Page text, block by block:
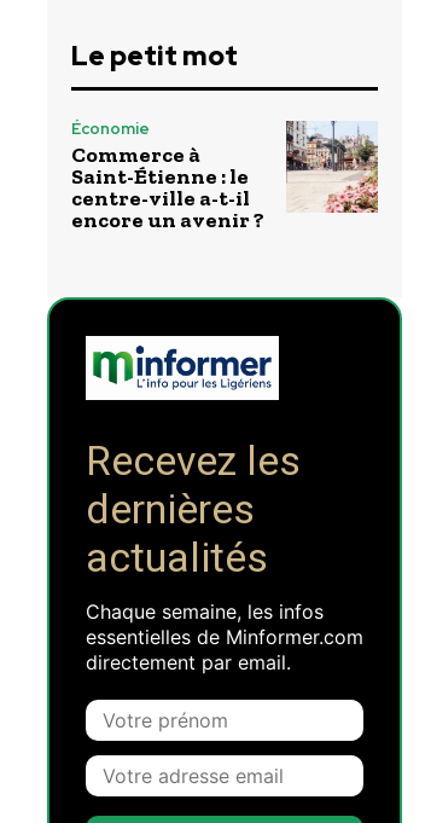
Le petit mot
Économie
Commerce à
Saint-Étienne : le
centre-ville a-t-il
encore un avenir ?
Recevez les
dernières
actualités
Chaque semaine, les infos
essentielles de Minformer.com
directement par email.